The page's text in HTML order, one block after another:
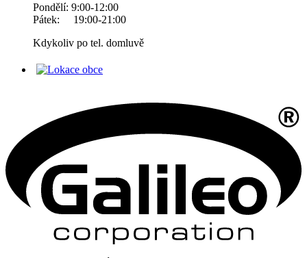
Pondělí: 9:00-12:00
Pátek: 19:00-21:00
Kdykoliv po tel. domluvě